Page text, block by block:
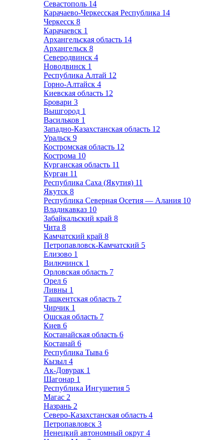
Севастополь 14
Карачаево-Черкесская Республика 14
Черкесск 8
Карачаевск 1
Архангельская область 14
Архангельск 8
Северодвинск 4
Новодвинск 1
Республика Алтай 12
Горно-Алтайск 4
Киевская область 12
Бровари 3
Вышгород 1
Васильков 1
Западно-Казахстанская область 12
Уральск 9
Костромская область 12
Кострома 10
Курганская область 11
Курган 11
Республика Саха (Якутия) 11
Якутск 8
Республика Северная Осетия — Алания 10
Владикавказ 10
Забайкальский край 8
Чита 8
Камчатский край 8
Петропавловск-Камчатский 5
Елизово 1
Вилючинск 1
Орловская область 7
Орел 6
Ливны 1
Ташкентская область 7
Чирчик 1
Ошская область 7
Киев 6
Костанайская область 6
Костанай 6
Республика Тыва 6
Кызыл 4
Ак-Довурак 1
Шагонар 1
Республика Ингушетия 5
Магас 2
Назрань 2
Северо-Казахстанская область 4
Петропавловск 3
Ненецкий автономный округ 4